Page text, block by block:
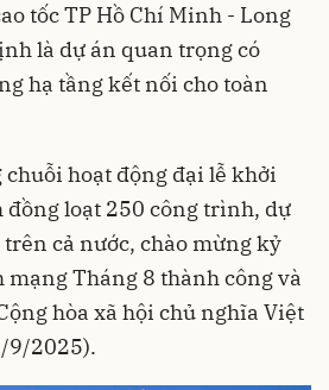
tốc TP Hồ Chí Minh - Long
là dự án quan trọng có
hạ tầng kết nối cho toàn
hoạt động đại lễ khởi
loạt 250 công trình, dự
cả nước, chào mừng kỷ
mạng Tháng 8 thành công và
hòa xã hội chủ nghĩa Việt
9/2025).